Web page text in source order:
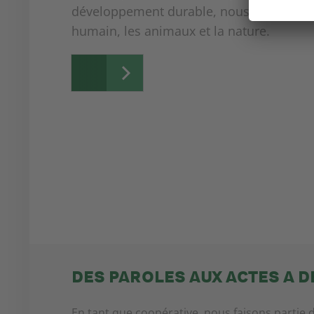
développement durable, nous agissons
humain, les animaux et la nature.
DES PAROLES AUX ACTES A